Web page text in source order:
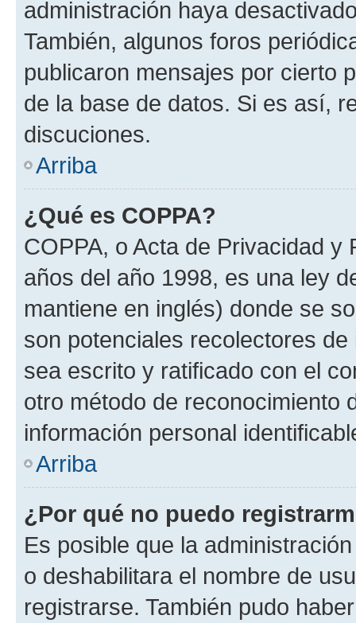
administración haya
También, algunos foros
publicaron mensajes por cierto
de la base de datos. Si es así,
discuciones.
Arriba
¿Qué es COPPA?
COPPA, o Acta de Privacidad
años del año 1998, es una ley
mantiene en inglés) donde se
son potenciales recolectores
sea escrito y ratificado con el
otro método de reconocimiento
información personal
Arriba
¿Por qué no puedo
Es posible que la
o deshabilitara el nombre de
registrarse. También pudo